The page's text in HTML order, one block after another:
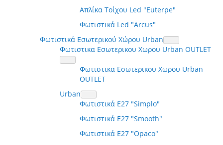
Απλίκα Τοίχου Led "Euterpe"
Φωτιστικά Led "Arcus"
Φωτιστικά Εσωτερικού Χώρου Urban
Φωτιστικα Εσωτερικου Χωρου Urban OUTLET
Φωτιστικα Εσωτερικου Χωρου Urban
OUTLET
Urban
Φωτιστικά E27 "Simplo"
Φωτιστικά E27 "Smooth"
Φωτιστικά E27 "Opaco"